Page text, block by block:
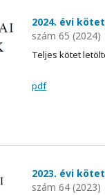
2024. évi kötet
szám 65 (2024)
Teljes kötet
pdf
2023. évi kötet
szám 64 (2023)